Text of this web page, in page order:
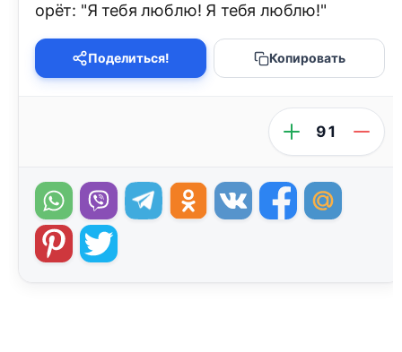
орёт: "Я тебя люблю! Я тебя люблю!"
Поделиться! Копировать
91